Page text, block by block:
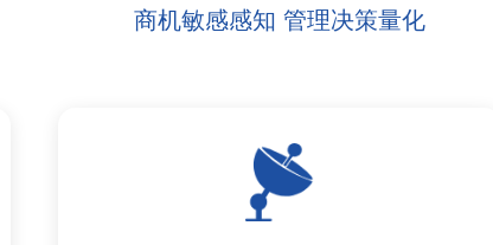
商机敏感感知 管理决策量化